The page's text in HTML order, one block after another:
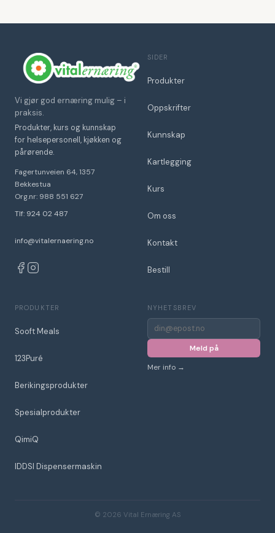
Vi gjør god ernæring mulig – i
praksis.
Produkter, kurs og kunnskap
for helsepersonell, kjøkken og
pårørende.
Fagertunveien 64, 1357
Bekkestua
Org.nr: 988 551 627
Tlf: 924 02 487
info@vitalernaering.no
SIDER
Produkter
Oppskrifter
Kunnskap
Kartlegging
Kurs
Om oss
Kontakt
Bestill
PRODUKTER
Sooft Meals
123Puré
Berikingsprodukter
Spesialprodukter
QimiQ
IDDSI Dispensermaskin
NYHETSBREV
E-
post
for
nyhetsbrev
Meld på
Mer info →
© 2026 Vital Ernæring AS